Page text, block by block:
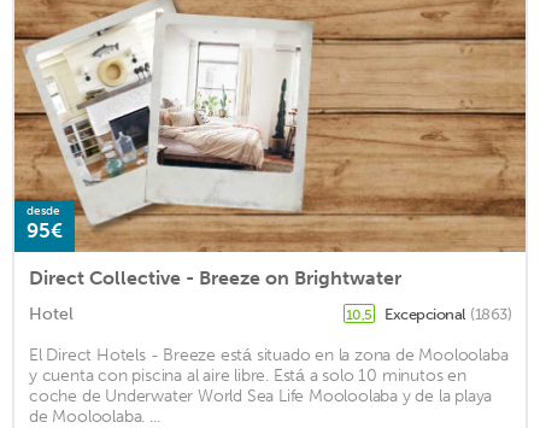
desde
95€
Direct Collective - Breeze on Brightwater
Hotel 10,5 Excepcional (1863)
El Direct Hotels - Breeze está situado en la zona de Mooloolaba
y cuenta con piscina al aire libre. Está a solo 10 minutos en
coche de Underwater World Sea Life Mooloolaba y de la playa
de Mooloolaba. ...